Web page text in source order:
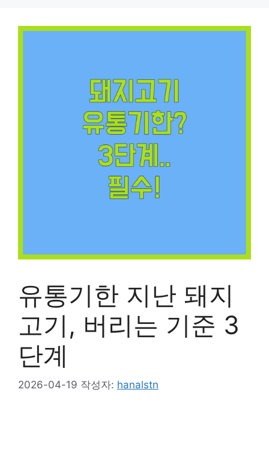
유통기한 지난 돼지
고기, 버리는 기준 3
단계
2026-04-19 작성자: hanalstn